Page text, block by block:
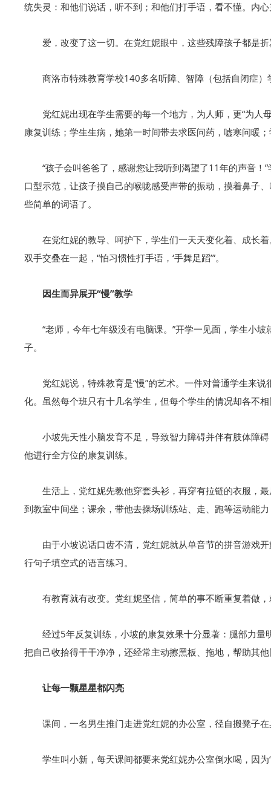
统失灵：和他们说话，听不到；和他们打手语，看不懂。内
爱，改变了这一切。在党红妮眼中，这些残障孩子都是
商洛市特殊教育学校140多名听障、智障（包括自闭症
党红妮出现在学生需要的每一个地方，为人师，更“为
康复训练；学生生病，她第一时间带去求医问药，嘘寒问暖
“孩子会叫爸爸了，感谢您让我听到渴望了11年的声音
口型示范，让孩子摸自己的喉咙感受声带的振动，摸着鼻子
些简单的词语了。
在党红妮的教导、呵护下，学生们一天天变化着、成长
双手交叠在一起，“怕习惯性打手语，‘手舞足蹈’”。
因生而异展开“慢”教学
“老师，今年七年级没有电脑课。”开学一见面，学生小
子。
党红妮说，特殊教育是“慢”的艺术。一件对普通学生来
化。虽然每个班只有十几名学生，但每个学生的情况却各不
小坡先天性小脑发育不足，导致智力障碍并伴有肢体障
他进行全方位的康复训练。
生活上，党红妮先教他穿套头衫，再穿有拉链的衣服，
到教室中间坐；课余，带他去操场训练站、走、跑等运动能
由于小坡说话口齿不清，党红妮就从单音节的拼音游戏
行句子填空式的语言练习。
有教育就有改变。党红妮坚信，简单的事不断重复着做
经过5年反复训练，小坡的康复效果十分显著：腿部力
把自己收拾得干干净净，还经常主动擦黑板、拖地，帮助其
让每一颗星星都闪亮
课间，一名男生推门走进党红妮的办公室，径自搬凳子
学生叫小新，每天课间都要来党红妮办公室倒水喝，因